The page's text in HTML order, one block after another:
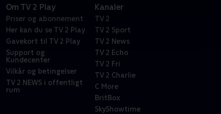
Om TV 2 Play
Priser og abonnement
Her kan du se TV 2 Play
Gavekort til TV 2 Play
Support og
Kundecenter
Vilkår og betingelser
TV 2 NEWS i offentligt
rum
Kanaler
TV 2
TV 2 Sport
TV 2 News
TV 2 Echo
TV 2 Fri
TV 2 Charlie
C More
BritBox
SkyShowtime